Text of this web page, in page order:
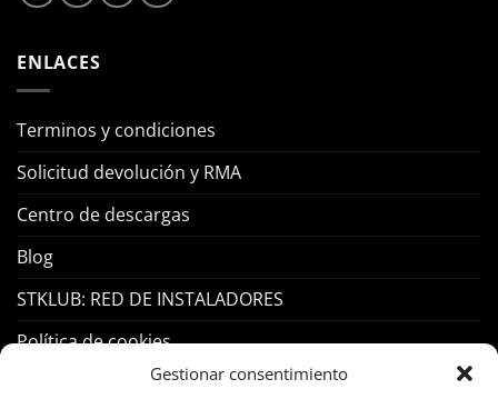
Gestionar consentimiento
ENLACES
Terminos y condiciones
Solicitud devolución y RMA
Centro de descargas
Blog
STKLUB: RED DE INSTALADORES
Política de cookies